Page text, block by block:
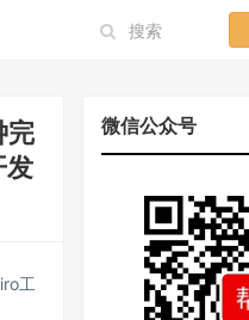
完
工
微信公众号